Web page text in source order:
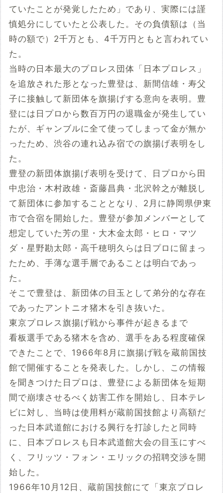
ていたことが発覚したため」であり、実際には謹
慎処分にしていたと公表した。その負債額は（当
時の額で）2千万とも、4千万円ともと言われてい
た。
当時の日本最大のプロレス団体「日本プロレス」
を追放された形となった豊登は、新間信雄・寿父
子に接触して新団体を旗揚げする意向を表明。豊
登には日プロから数百万円の退職金が発生してい
たが、ギャンブルに全て使ってしまって金が無か
ったため、渋谷の連れ込み宿での旗揚げ表明をし
た。
豊登の新団体旗揚げ表明を受けて、日プロから田
中忠治・木村政雄・斎藤昌典・北沢幹之が離脱し
て新団体に参加することとなり、2月に静岡県伊東
市で合宿を開始した。豊登が参加メンバーとして
想定していた芳の里・大木金太郎・ヒロ・マツ
ダ・星野勘太郎・高千穂明久らは日プロに留まっ
たため、手薄な選手層であることは明白であっ
た。
そこで豊登は、新団体の目玉として弟分的な存在
であったアントニオ猪木を引き抜いた。
東京プロレス旗揚げ戦から事件が起きるまで
看板選手である猪木を含め、選手をある程度確保
できたことで、1966年8月に旗揚げ戦を蔵前国技
館で開催することを発表した。しかし、この情報
を聞きつけた日プロは、豊登による新団体を短期
間で崩壊させるべく妨害工作を開始し、日本テレ
ビに対し、当時は使用料が蔵前国技館より高額だ
った日本武道館における興行を打診したと同時
に、日本プロレスも日本武道館大会の目玉にすべ
く、フリッツ・フォン・エリックの招聘交渉を開
始した。
1966年10月12日、蔵前国技館にて「東京プロレ